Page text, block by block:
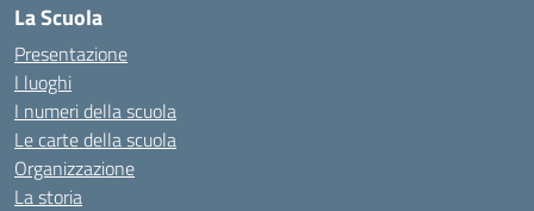
La Scuola
Presentazione
I luoghi
I numeri della scuola
Le carte della scuola
Organizzazione
La storia